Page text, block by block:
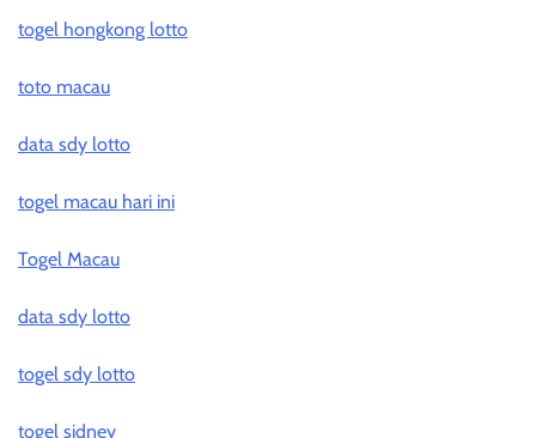
togel hongkong lotto
toto macau
data sdy lotto
togel macau hari ini
Togel Macau
data sdy lotto
togel sdy lotto
togel sidney